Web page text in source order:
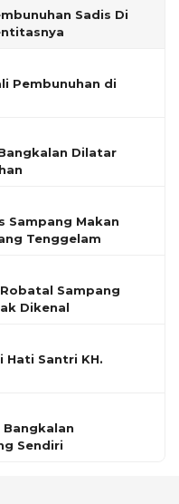
Sadis Di
Pembunuhan di
Dilatar
Sampang Makan
Tenggelam
Sampang
Dikenal
Hati Santri KH.
Bangkalan
Sendiri